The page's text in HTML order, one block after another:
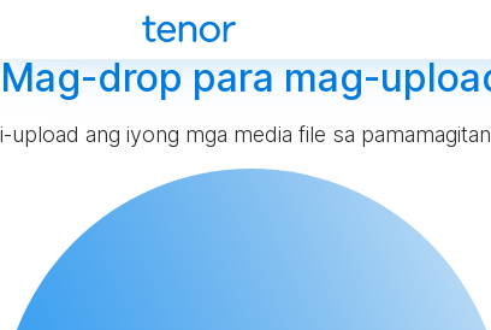
Mag-drop para mag-
i-upload ang iyong mga media file sa